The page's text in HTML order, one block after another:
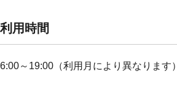
利用時間
6:00～19:00（利用月により異なります）